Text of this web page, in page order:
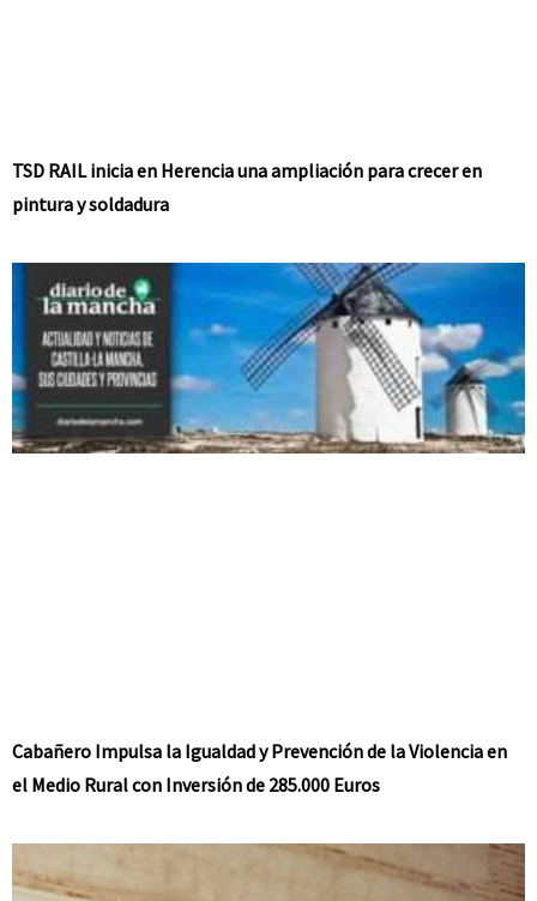
TSD RAIL inicia en Herencia una ampliación para crecer en
pintura y soldadura
Cabañero Impulsa la Igualdad y Prevención de la Violencia en
el Medio Rural con Inversión de 285.000 Euros